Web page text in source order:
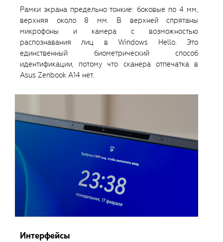
Рамки экрана предельно тонкие: боковые по 4 мм,
верхняя около 8 мм. В верхней спрятаны
микрофоны и камера с возможностью
распознавания лиц в Windows Hello. Это
единственный биометрический способ
идентификации, потому что сканера отпечатка в
Asus Zenbook A14 нет.
Интерфейсы